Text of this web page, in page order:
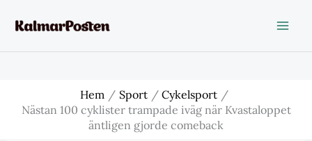
Hem Sport
Cykelsport
Nästan 100 cyklister trampade iväg när Kvastaloppet
äntligen gjorde comeback